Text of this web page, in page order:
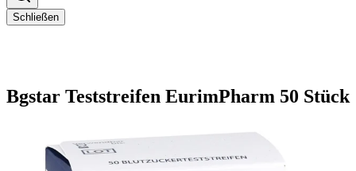
Schließen
Bgstar Teststreifen EurimPharm 50 Stück